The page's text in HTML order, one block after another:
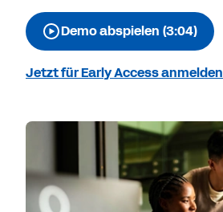
Demo abspielen (3:04)
Jetzt für Early Access anmelden